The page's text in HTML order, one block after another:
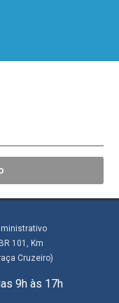
101, Km
Cruzeiro)
9h às 17h